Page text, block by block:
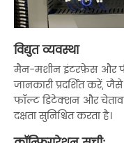
विद्युत व्यवस्था
मैन-मशीन इंटरफ़ेस और
जानकारी प्रदर्शित करें,
फॉल्ट डिटेक्शन और
दक्षता सुनिश्चित करता है।